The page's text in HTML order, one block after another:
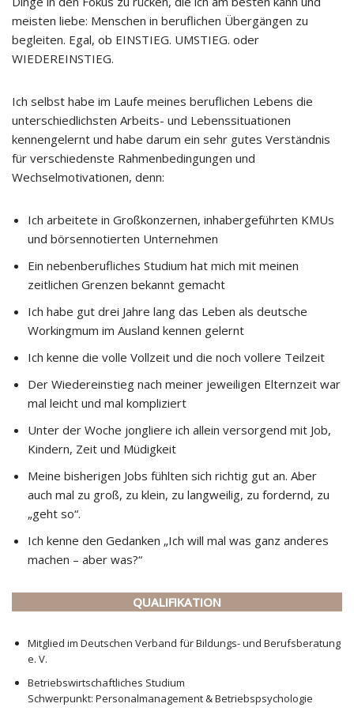
meisten liebe: Menschen in beruflichen Übergängen zu
begleiten. Egal, ob EINSTIEG. UMSTIEG. oder
WIEDEREINSTIEG.
Ich selbst habe im Laufe meines beruflichen Lebens die
unterschiedlichsten Arbeits- und Lebenssituationen
kennengelernt und habe darum ein sehr gutes Verständnis
für verschiedenste Rahmenbedingungen und
Wechselmotivationen, denn:
Ich arbeitete in Großkonzernen, inhabergeführten KMUs
und börsennotierten Unternehmen
Ein nebenberufliches Studium hat mich mit meinen
zeitlichen Grenzen bekannt gemacht
Ich habe gut drei Jahre lang das Leben als deutsche
Workingmum im Ausland kennen gelernt
Ich kenne die volle Vollzeit und die noch vollere Teilzeit
Der Wiedereinstieg nach meiner jeweiligen Elternzeit war
mal leicht und mal kompliziert
Unter der Woche jongliere ich allein versorgend mit Job,
Kindern, Zeit und Müdigkeit
Meine bisherigen Jobs fühlten sich richtig gut an. Aber
auch mal zu groß, zu klein, zu langweilig, zu fordernd, zu
„geht so“.
Ich kenne den Gedanken „Ich will mal was ganz anderes
machen – aber was?“
QUALIFIKATION
Mitglied im Deutschen Verband für Bildungs- und Berufsberatung
e. V.
Betriebswirtschaftliches Studium
Schwerpunkt: Personalmanagement & Betriebspsychologie